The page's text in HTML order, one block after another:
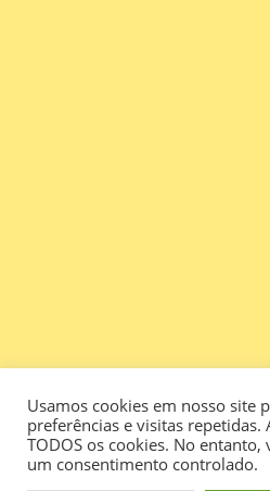
Usamos cookies em nosso site
preferências e visitas repetidas.
TODOS os cookies. No
um consentimento controlado.